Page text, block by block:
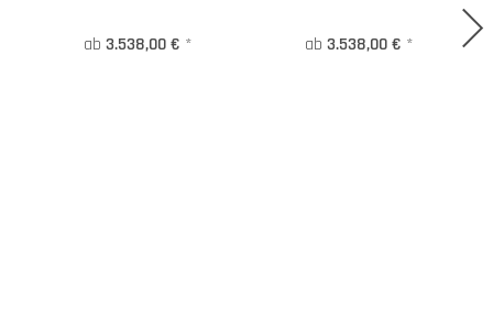
ab 3.538,00 € * ab 3.538,00 € *